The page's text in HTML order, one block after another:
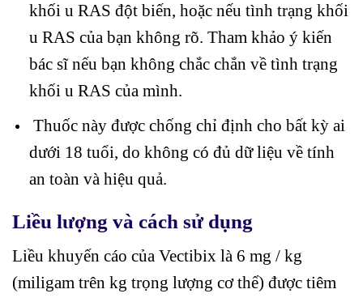
khối u RAS đột biến, hoặc nếu tình trạng khối
u RAS của bạn không rõ. Tham khảo ý kiến ​​
bác sĩ nếu bạn không chắc chắn về tình trạng
khối u RAS của mình.
Thuốc này được chống chỉ định cho bất kỳ ai
dưới 18 tuổi, do không có đủ dữ liệu về tính
an toàn và hiệu quả.
Liều lượng và cách sử dụng
Liều khuyến cáo của Vectibix là 6 mg / kg
(miligam trên kg trọng lượng cơ thể) được tiêm